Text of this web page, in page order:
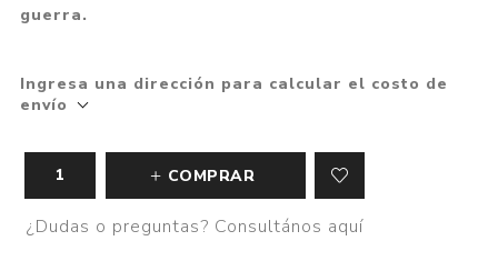
guerra.
Ingresa una dirección para calcular el costo de
envío
COMPRAR
¿Dudas o preguntas? Consultános aquí